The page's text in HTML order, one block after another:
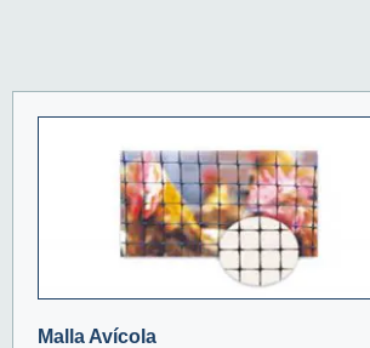
Malla Avícola